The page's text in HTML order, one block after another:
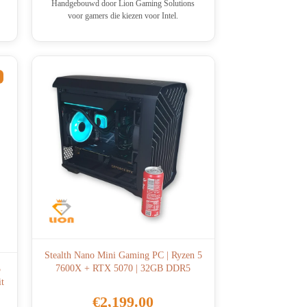
Handgebouwd door Lion Gaming Solutions
voor gamers die kiezen voor Intel.
Stealth Nano Mini Gaming PC | Ryzen 5
7600X + RTX 5070 | 32GB DDR5
€2,199.00